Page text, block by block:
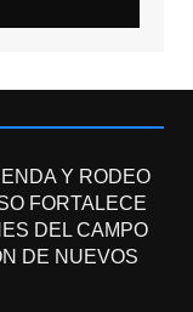
Y RODEO
FORTALECE
DEL CAMPO
DE NUEVOS